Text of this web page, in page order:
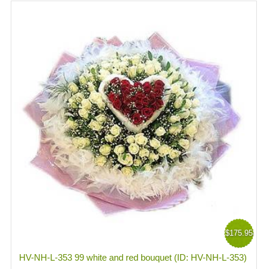
$175.95
HV-NH-L-353 99 white and red bouquet (ID: HV-NH-L-353)